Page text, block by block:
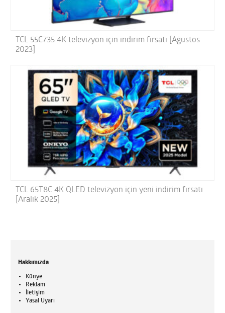
TCL 55C735 4K televizyon için indirim fırsatı [Ağustos
2023]
TCL 65T8C 4K QLED televizyon için yeni indirim fırsatı
[Aralık 2025]
Hakkımızda
Künye
Reklam
İletişim
Yasal Uyarı